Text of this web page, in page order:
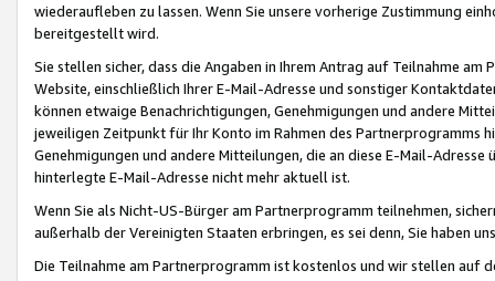
wiederaufleben zu lassen. Wenn Sie unsere vorherige Zustimmung
bereitgestellt wird.
Sie stellen sicher, dass die Angaben in Ihrem Antrag auf Teilnahme
Website, einschließlich Ihrer E-Mail-Adresse und sonstiger
können etwaige Benachrichtigungen, Genehmigungen und andere
jeweiligen Zeitpunkt für Ihr Konto im Rahmen des Partnerprogramms
Genehmigungen und andere Mitteilungen, die an diese E-Mail-
hinterlegte E-Mail-Adresse nicht mehr aktuell ist.
Wenn Sie als Nicht-US-Bürger am Partnerprogramm teilnehmen,
außerhalb der Vereinigten Staaten erbringen, es sei denn, Sie haben
Die Teilnahme am Partnerprogramm ist kostenlos und wir stellen auf